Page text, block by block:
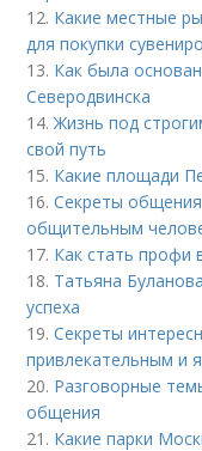
12. Какие местные
для покупки
13. Как была
Северодвинска
14.Жизнь под
свой путь
15. Какие площади
16.Секреты
общительным
17. Как стать профи
18. Татьяна
успеха
19.Секреты
привлекательным и
20. Разговорные
общения
21. Какие парки